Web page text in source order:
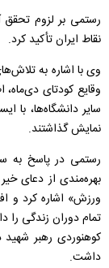
رستمی بر لزوم تحقق
نقاط ایران تأکید کرد.
وی با اشاره به
وقایع کودتای
سایر دانشگاه‌ها، با
نمایش گذاشتند.
رستمی در پاسخ به
بهره‌مندی از دعای
ورزش» اشاره کرد و
تمام دوران زندگی را
داشت.